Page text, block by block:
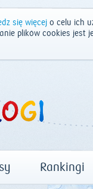
się więcejo celu ich
plików cookies jest
Rankingi